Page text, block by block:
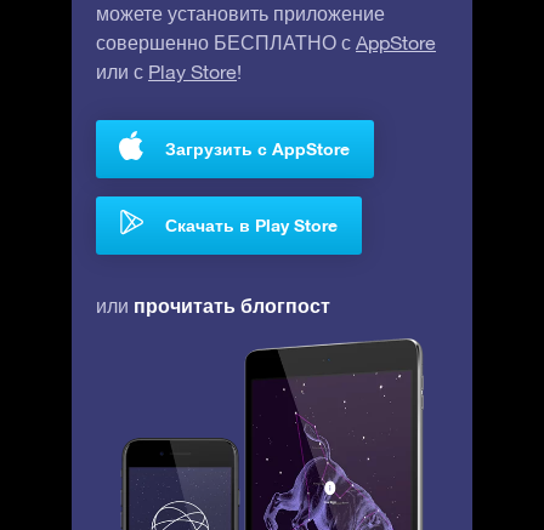
можете установить приложение
совершенно БЕСПЛАТНО с AppStore
или с Play Store!
Загрузить с AppStore
Скачать в Play Store
или прочитать блогпост